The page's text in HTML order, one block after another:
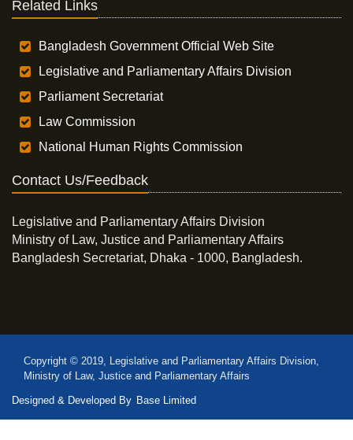
Related Links
Bangladesh Government Official Web Site
Legislative and Parliamentary Affairs Division
Parliament Secretariat
Law Commission
National Human Rights Commission
Contact Us/Feedback
Legislative and Parliamentary Affairs Division
Ministry of Law, Justice and Parliamentary Affairs
Bangladesh Secretariat, Dhaka - 1000, Bangladesh.
Copyright © 2019, Legislative and Parliamentary Affairs Division,
Ministry of Law, Justice and Parliamentary Affairs
Designed & Developed By Base Limited